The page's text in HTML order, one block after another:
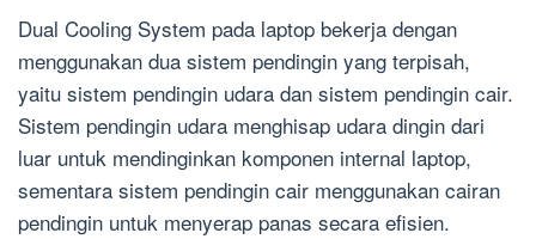
Dual Cooling System pada laptop bekerja dengan
menggunakan dua sistem pendingin yang terpisah,
yaitu sistem pendingin udara dan sistem pendingin cair.
Sistem pendingin udara menghisap udara dingin dari
luar untuk mendinginkan komponen internal laptop,
sementara sistem pendingin cair menggunakan cairan
pendingin untuk menyerap panas secara efisien.